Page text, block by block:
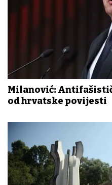
Milanović:
od hrvatske povijesti